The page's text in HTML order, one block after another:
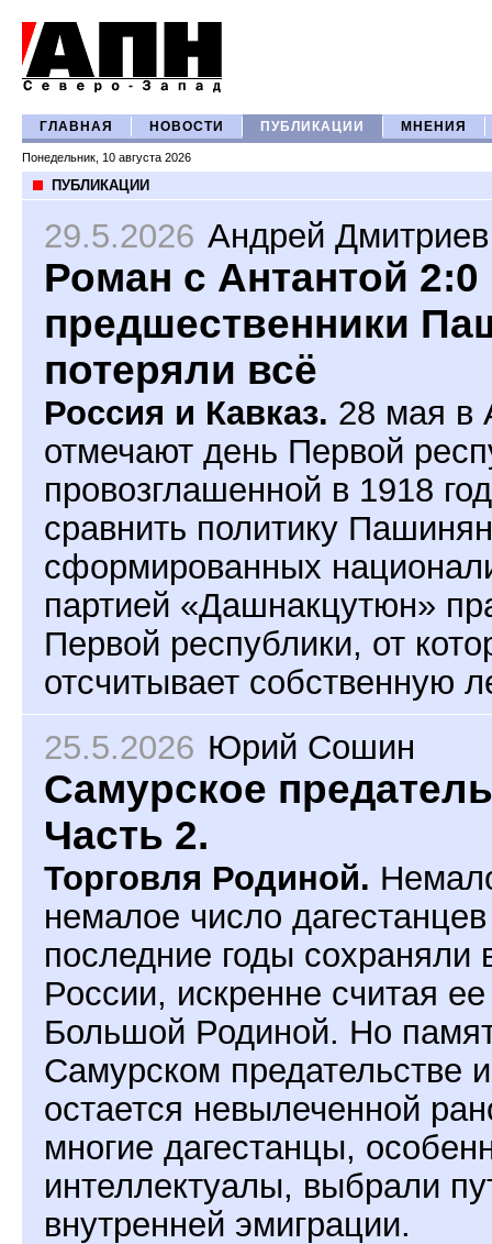
ГЛАВНАЯ НОВОСТИ ПУБЛИКАЦИИ МНЕНИЯ
Понедельник, 10 августа 2026
ПУБЛИКАЦИИ
29.5.2026 Андрей Дмитриев
Роман с Антантой 2:0
предшественники
потеряли всё
Россия и Кавказ. 28 мая в
отмечают день Первой
провозглашенной в 1918
сравнить политику
сформированных
партией «Дашнакцутюн»
Первой республики, от
отсчитывает собственную
25.5.2026 Юрий Сошин
Самурское
Часть 2.
Торговля Родиной.
немалое число
последние годы сохраняли
России, искренне считая
Большой Родиной. Но
Самурском предательстве
остается невылеченной
многие дагестанцы,
интеллектуалы, выбрали
внутренней эмиграции.